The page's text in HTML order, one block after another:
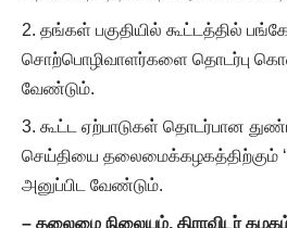
தங்கள் பகுதியில் கூட்டத்தில்
சொற்பொழிவாளர்களை தொடர்பு
வேண்டும்.
கூட்ட ஏற்பாடுகள் தொடர்பான
செய்தியை தலைமைக்கழகத்திற்கும்
அனுப்பிட வேண்டும்.
– தலைமை நிலையம், திராவிடர்